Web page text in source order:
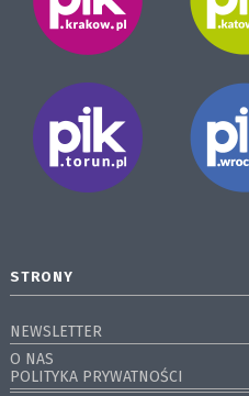
STRONY
NEWSLETTER
O NAS
POLITYKA PRYWATNOŚCI